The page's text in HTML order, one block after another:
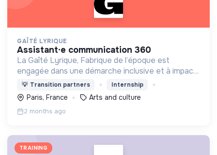
GAÎTÉ LYRIQUE
assistant·e communication 360
La Gaîté Lyrique, Fabrique de l’époque est
engagée dans une démarche inclusive et à impact :
nous invitons donc toute personne qui le souhaite
à postuler à cette offre.
💡 Transition partners Internship
Paris, France Arts and culture
2 months ago
TRAINING